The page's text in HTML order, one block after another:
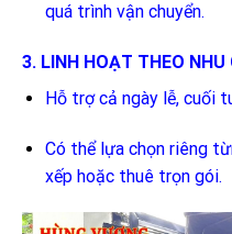
quá trình vận chuyển.
3. LINH HOẠT THEO NHU
Hỗ trợ cả ngày lễ, cuối
Có thể lựa chọn riêng
xếp hoặc thuê trọn gói.